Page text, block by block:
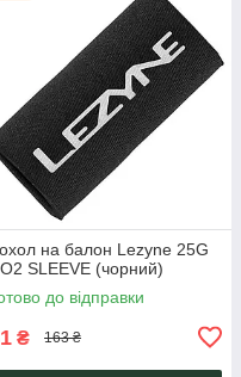
на балон Lezyne 25G
SLEEVE (чорний)
до відправки
₴ 163 ₴